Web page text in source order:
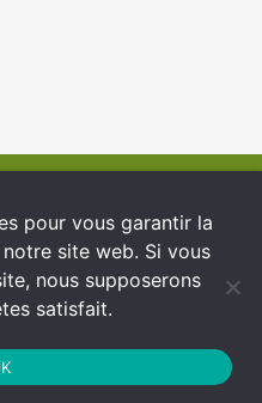
pour vous garantir la
site web. Si vous
nous supposerons
satisfait.
d’utilisation
Données